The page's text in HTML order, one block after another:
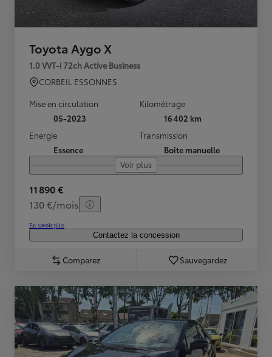
Toyota Aygo X
1.0 VVT-i 72ch Active Business
CORBEIL ESSONNES
Mise en circulation
05-2023
Kilométrage
16 402 km
Energie
Essence
Transmission
Boîte manuelle
Voir plus
11 890 €
130 €/mois
En savoir plus
Contactez la concession
Comparez Sauvegardez